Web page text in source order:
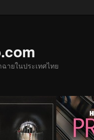
ายในประเทศไทย